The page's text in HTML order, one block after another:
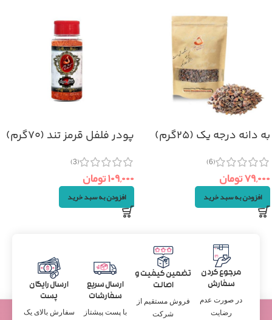
به دانه درجه یک (۲۵گرم)
(6)
۷۹,۰۰۰تومان
افزودن به سبد خرید
پودر فلفل قرمز تند (۷۰گرم)
(3)
۱۰۹,۰۰۰تومان
افزودن به سبد خرید
مرجوع کردن
سفارش
در صورت عدم
رضایت
تضمین کیفیت و
اصالت
فروش مستقیم از
شرکت
ارسال سریع
سفارشات
با پست پیشتاز
ارسال رایگان
پست
سفارش بالای یک